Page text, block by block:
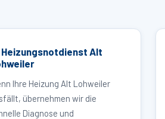
Heizungsnotdienst Alt
Ihre Heizung Alt Lohweiler
übernehmen wir die
Diagnose und